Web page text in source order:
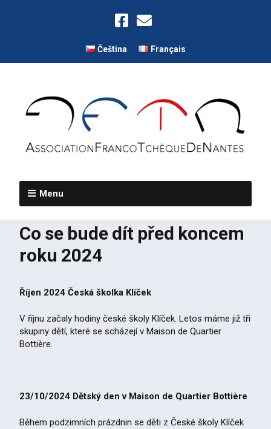
Čeština Français
Menu
Co se bude dít před koncem
roku 2024
Říjen 2024 Česká školka Klíček
V říjnu začaly hodiny české školy Klíček. Letos máme již tři
skupiny dětí, které se scházejí v Maison de Quartier
Bottière.
23/10/2024 Dětský den v Maison de Quartier Bottière
Během podzimních prázdnin se děti z České školy Klíček